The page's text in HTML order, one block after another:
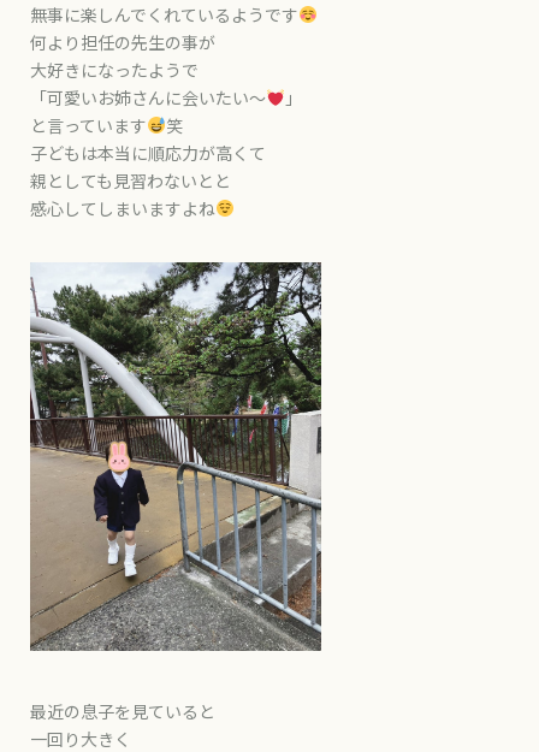
無事に楽しんでくれているようです
何より担任の先生の事が
大好きになったようで
「可愛いお姉さんに会いたい〜
」
と言っています
笑
子どもは本当に順応力が高くて
親としても見習わないとと
感心してしまいますよね
最近の息子を見ていると
一回り大きく